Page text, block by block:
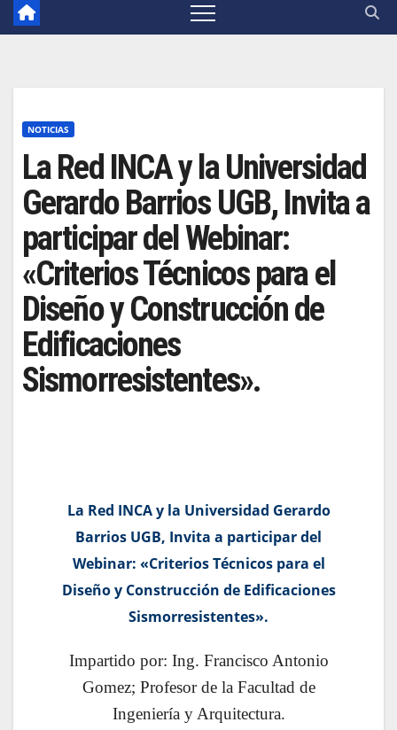
NOTICIAS
La Red INCA y la Universidad
Gerardo Barrios UGB, Invita a
participar del Webinar:
«Criterios Técnicos para el
Diseño y Construcción de
Edificaciones
Sismorresistentes».
La Red INCA y la Universidad Gerardo
Barrios UGB, Invita a participar del
Webinar: «Criterios Técnicos para el
Diseño y Construcción de Edificaciones
Sismorresistentes».
Impartido por: Ing. Francisco Antonio
Gomez; Profesor de la Facultad de
Ingeniería y Arquitectura.